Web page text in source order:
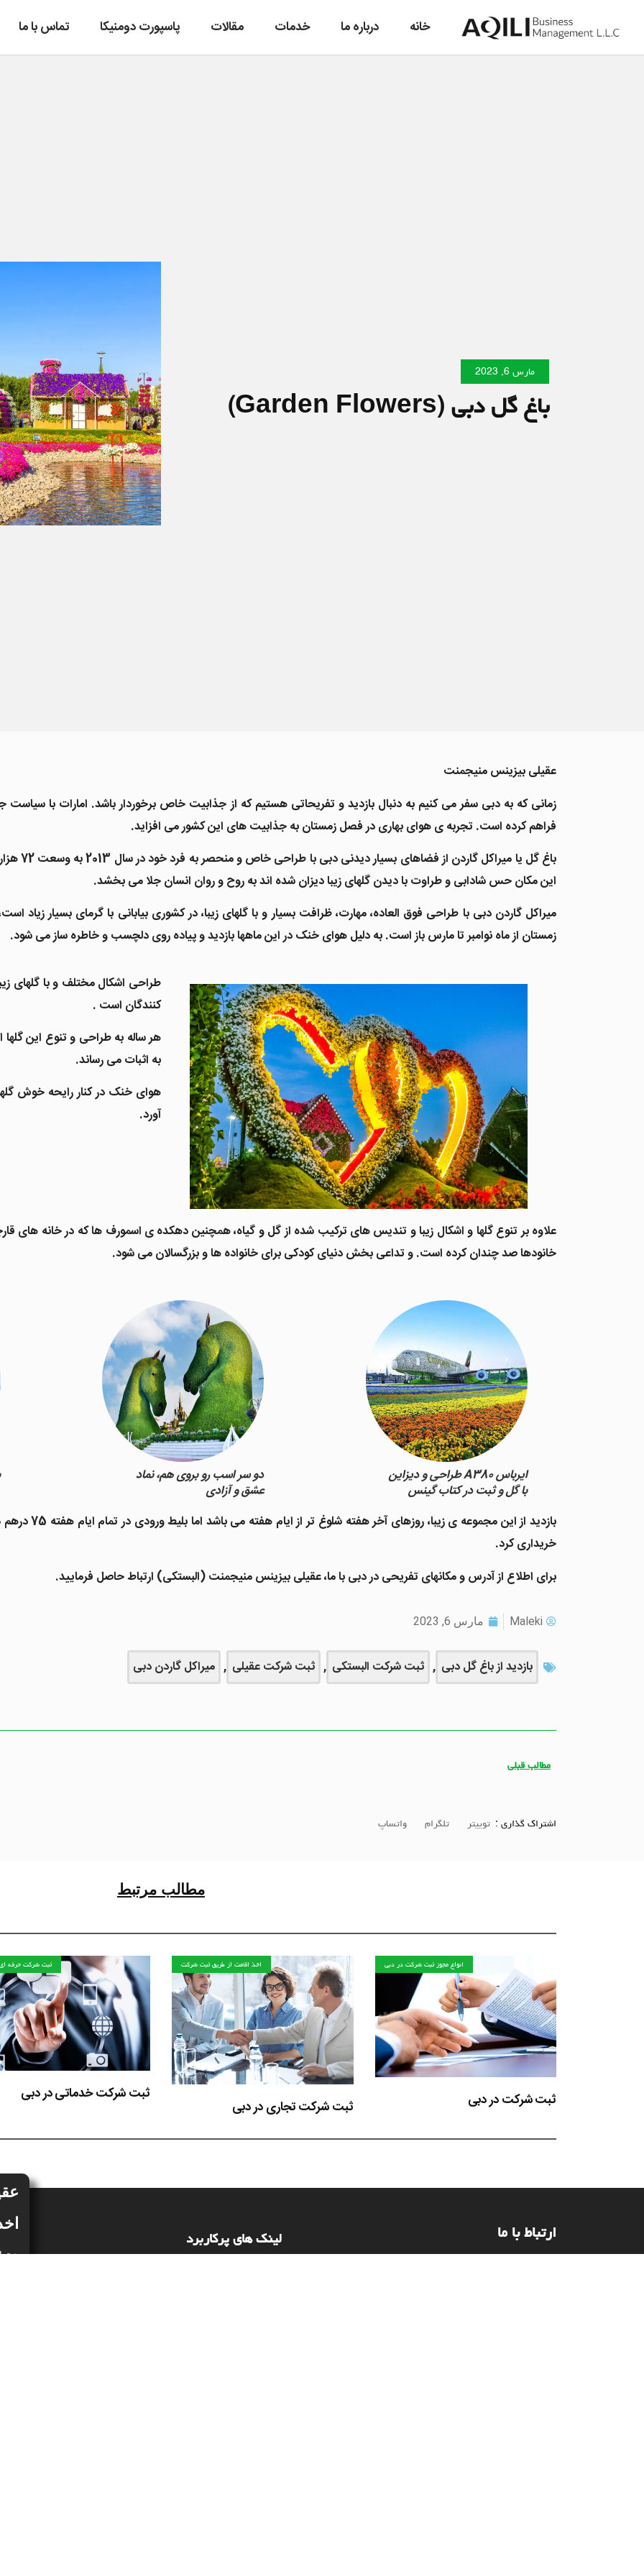
خانه درباره ما خدمات مقالات پاسپورت دومنیکا تماس با ما
مارس 6, 2023
باغ گل دبی (Garden Flowers)
عقیلی بیزینس منیجمنت
زمانی که به دبی سفر می کنیم به دنبال بازدید و تفریحاتی هستیم که از جذابیت خاص برخوردار باشد. امارات با
فراهم کرده است. تجربه ی هوای بهاری در فصل زمستان به جذابیت های این کشور می افزاید.
باغ گل یا
این مکان حس شادابی و طراوت با دیدن گلهای زیبا دیزان شده اند به روح و روان انسان جلا می بخشد.
میراکل گاردن دبی با طراحی فوق العاده، مهارت، ظرافت بسیار و با گلهای زیبا، در کشوری بیابانی با گرمای بسیار
زمستان از ماه نوامبر تا مارس باز است. به دلیل هوای خنک در این ماهها بازدید و پیاده روی دلچسب و خاطره ساز می شود.
طراحی اشکال مختلف و با گلهای
کنندگان است .
هر ساله به طراحی و تنوع این
به اثبات می رساند.
هوای خنک در کنار رایحه خوش
آورد.
علاوه بر تنوع گلها و اشکال زیبا و تندیس های ترکیب شده از گل و گیاه، همچنین دهکده ی اسمورف ها که در خانه های
خانودها صد چندان کرده است. و تداعی بخش دنیای کودکی برای خانواده ها و بزرگسالان می شود.
ایرباس A380 طراحی و دیزاین
با گل و ثبت در کتاب گینس
دو سر اسب رو بروی هم، نماد
عشق و آزادی
بازدید از این
خریداری کرد.
برای اطلاع از آدرس و مکانهای تفریحی در دبی با ما، عقیلی بیزینس منیجمنت (البستکی) ارتباط حاصل فرمایید.
Maleki مارس 6, 2023
بازدید از باغ گل دبی , ثبت شرکت البستکی , ثبت شرکت عقیلی , میراکل گاردن دبی
مطالب قبلی
اشتراک گذاری : توییتر تلگرام واتساپ
مطالب مرتبط
انواع مجوز ثبت شرکت در دبی
ثبت شركت در دبی
اخذ اقامت از طریق ثبت شرکت
ثبت شرکت تجاری در دبی
ثبت شرکت حرفه
ثبت شرکت خدماتی در دبی
ارتباط با ما لینک های پرکاربرد